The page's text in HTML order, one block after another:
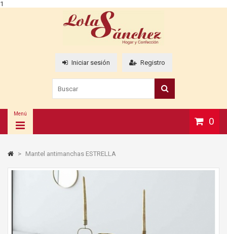
1
Iniciar sesión Registro
Menú
0
> Mantel antimanchas ESTRELLA